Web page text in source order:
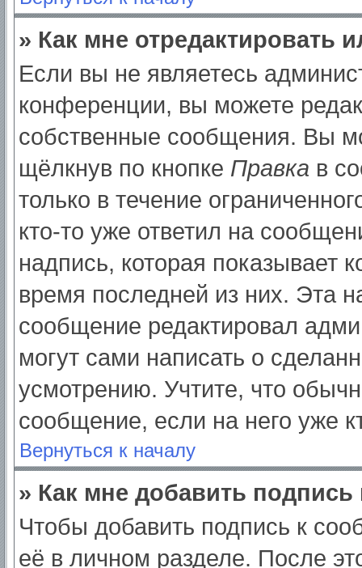
» Как мне отредактировать
Если вы не являетесь
конференции, вы можете
собственные сообщения. Вы
щёлкнув по кнопке Правка в
только в течение
кто-то уже ответил на
надпись, которая показывает
время последней из них. Эта
сообщение редактировал
могут сами написать о
усмотрению. Учтите, что
сообщение, если на него уже
Вернуться к началу
» Как мне добавить
Чтобы добавить подпись к
её в личном разделе. После